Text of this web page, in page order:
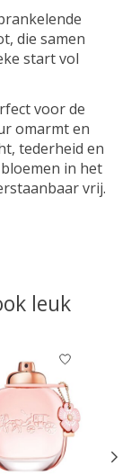
die samen
start vol
voor de
omarmt en
tederheid en
in het
vrij.
leuk